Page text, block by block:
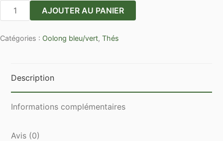
quantité
de
25
oolong
jardin
AJOUTER AU PANIER
Catégories : Oolong bleu/vert, Thés
Description
Informations complémentaires
Avis (0)